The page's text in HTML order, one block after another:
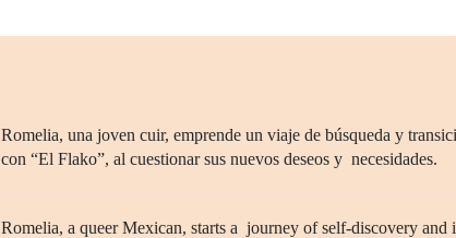
Romelia, una joven cuir, emprende un viaje de búsqueda y
con “El Flako”, al cuestionar sus nuevos deseos y necesidades.
Romelia, a queer Mexican, starts a journey of self-discovery